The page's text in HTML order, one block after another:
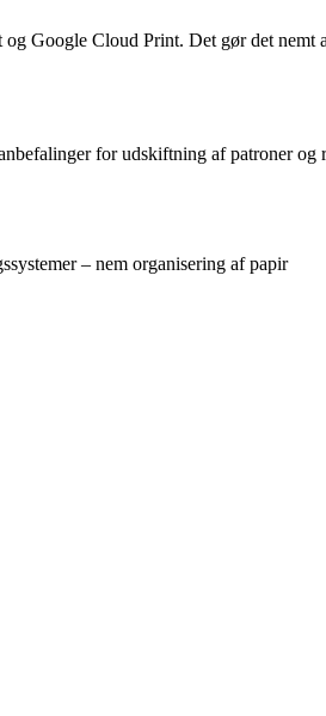
Google Cloud Print. Det gør det nemt
for udskiftning af patroner og
– nem organisering af papir